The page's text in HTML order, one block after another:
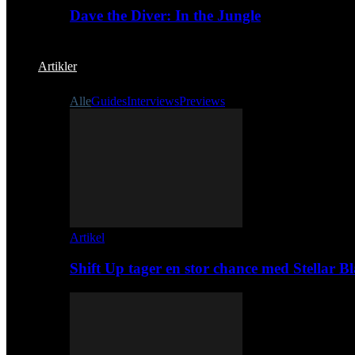
Dave the Diver: In the Jungle
Artikler
AlleGuidesInterviewsPreviews
Artikel
Shift Up tager en stor chance med Stellar